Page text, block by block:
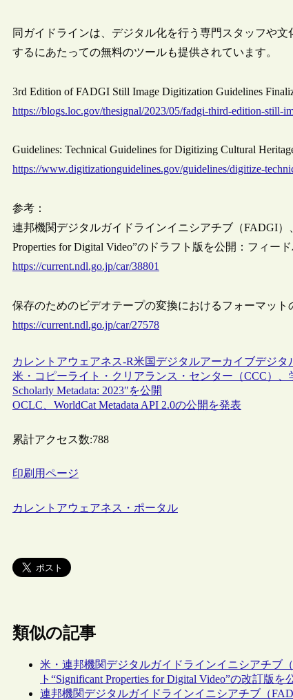
同ガイドラインは、デジタル化を行う専門スタッフや
するにあたっての無料のツールも提供されています。
3rd Edition of FADGI Still Image Digitization Guidelines
https://blogs.loc.gov/thesignal/2023/05/fadgi-third-edition-still-
Guidelines: Technical Guidelines for Digitizing Cultural
https://www.digitizationguidelines.gov/guidelines/digitize-
参考：
連邦機関デジタルガイドラインイニシアチブ（FADGI
Properties for Digital Video”のドラフト版を公開：フィー
https://current.ndl.go.jp/car/38801
保存のためのビデオテープの変換におけるフォーマット
https://current.ndl.go.jp/car/27578
カレントアウェアネス-R米国 デジタルアーカイブデジタ
米・コピーライト・クリアランス・センター（CCC）
Scholarly Metadata: 2023″を公開
OCLC、WorldCat Metadata API 2.0の公開を発表
累計アクセス数:788
印刷用ページ
カレントアウェアネス・ポータル
類似の記事
米・連邦機関デジタルガイドラインイニシアチブ
ト“Significant Properties for Digital Video”の改訂版を
連邦機関デジタルガイドラインイニシアチブ（